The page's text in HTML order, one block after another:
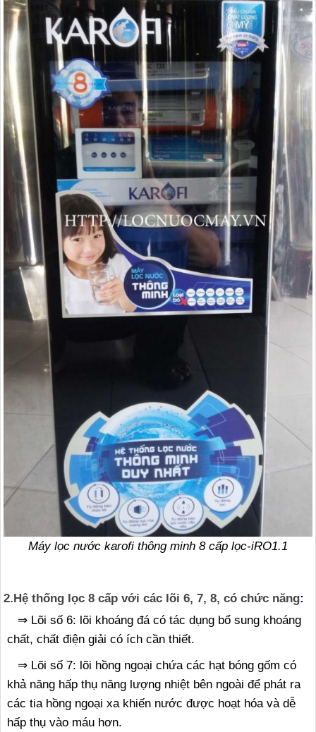
Máy lọc nước karofi thông minh 8 cấp lọc-iRO1.1
2.Hệ thống lọc 8 cấp với các lõi 6, 7, 8, có chức năng:
⇒ Lõi số 6: lõi khoáng đá có tác dụng bổ sung khoáng
chất, chất điện giải có ích cần thiết.
⇒ Lõi số 7: lõi hồng ngoại chứa các hạt bóng gốm có
khả năng hấp thụ năng lượng nhiệt bên ngoài để phát ra
các tia hồng ngoại xa khiến nước được hoạt hóa và dễ
hấp thụ vào máu hơn.